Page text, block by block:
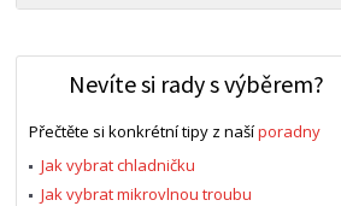
Nevíte si rady s výběrem?
Přečtěte si konkrétní tipy z našíporadny
Jak vybrat chladničku
Jak vybrat mikrovlnou troubu